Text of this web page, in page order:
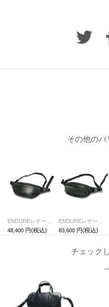
その他のバ
48,400
83,600
チェック